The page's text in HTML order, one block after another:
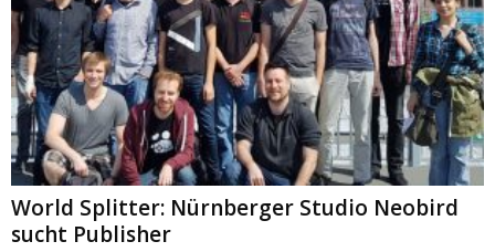
World Splitter: Nürnberger Studio Neobird
sucht Publisher